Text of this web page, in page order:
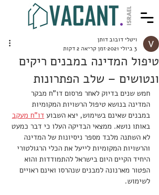
טיפול המדינה במבנים ריקים
ונטושים – שלב הפתרונות
ויטלי דובוב דותן
3 ביולי 2021
זמן קריאה 2 דקות
חמש שנים בדיוק לאחר פרסום דו"ח מבקר
המדינה בנושא טיפול הרשויות המקומיות
במבנים שאינם בשימוש, יצא השבוע דו"ח מעקב
באותו נושא. ממצאי הבדיקה העלו כי דבר כמעט
לא השתנה מלבד מספר ניסיונות של המדינה
והרשויות המקומיות לייעל את הכלי הרגולטורי
היחיד הקיים היום בישראל להתמודדות והוא
הפטור מארנונה למבנים שנהרסו ואינם ראויים
לשימוש.